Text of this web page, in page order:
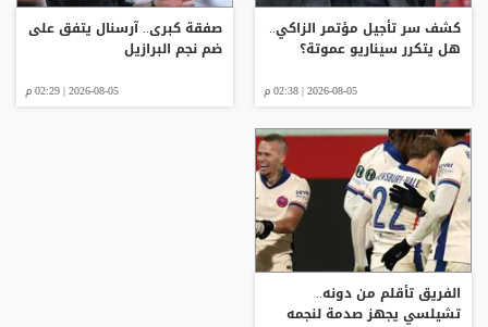
كشف سر تأجيل مؤتمر الزاكي..
هل يتكرر سيناريو عموتة؟
2026-08-05 | 02:38 م
صفقة كبرى.. آرسنال يتفق على
ضم نجم البرازيل
2026-08-05 | 02:29 م
الفريق تأقلم من دونه..
تشيلسي يجهز صدمة لنجمه